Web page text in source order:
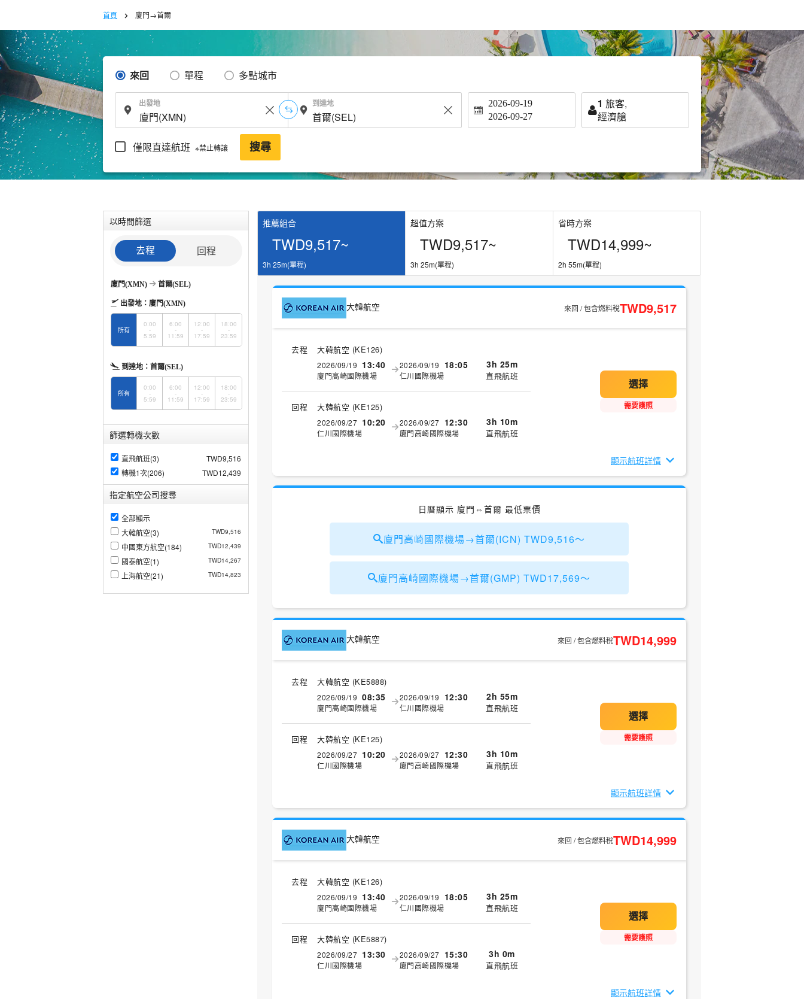
首頁 廈門→首爾
來回 單程 多點城市
出發地 到達地 2026-09-19
2026-09-27
1 旅客,
經濟艙
僅限直達航班 ※禁止轉讓 搜尋
以時間篩選
去程 回程
廈門(XMN) 首爾(SEL)
出發地： 廈門(XMN)
所有
0:00
-
5:59
6:00
-
11:59
12:00
-
17:59
18:00
-
23:59
到達地： 首爾(SEL)
所有
0:00
-
5:59
6:00
-
11:59
12:00
-
17:59
18:00
-
23:59
篩選轉機次數
直飛航班(3)
TWD9,516
轉機1次(206)
TWD12,439
指定航空公司搜尋
全部顯示
大韓航空(3)
TWD9,516
中國東方航空(184) TWD12,439
國泰航空(1) TWD14,267
上海航空(21) TWD14,823
推薦組合
TWD9,517~
3h 25m(單程)
超值方案
TWD9,517~
3h 25m(單程)
省時方案
TWD14,999~
2h 55m(單程)
大韓航空 來回 / 包含燃料稅TWD9,517
去程 大韓航空 (KE126)
2026/09/19 13:40
廈門高崎國際機場
2026/09/19 18:05
仁川國際機場
3h 25m
直飛航班
回程 大韓航空 (KE125)
2026/09/27 10:20
仁川國際機場
2026/09/27 12:30
廈門高崎國際機場
3h 10m
直飛航班
需要護照
顯示航班詳情
日曆顯示 廈門⇔首爾 最低票價
廈門高崎國際機場→首爾(ICN) TWD9,516～
廈門高崎國際機場→首爾(GMP) TWD17,569～
大韓航空 來回 / 包含燃料稅TWD14,999
去程 大韓航空 (KE5888)
2026/09/19 08:35
廈門高崎國際機場
2026/09/19 12:30
仁川國際機場
2h 55m
直飛航班
回程 大韓航空 (KE125)
2026/09/27 10:20
仁川國際機場
2026/09/27 12:30
廈門高崎國際機場
3h 10m
直飛航班
需要護照
顯示航班詳情
大韓航空 來回 / 包含燃料稅TWD14,999
去程 大韓航空 (KE126)
2026/09/19 13:40
廈門高崎國際機場
2026/09/19 18:05
仁川國際機場
3h 25m
直飛航班
回程 大韓航空 (KE5887)
2026/09/27 13:30
仁川國際機場
2026/09/27 15:30
廈門高崎國際機場
3h 0m
直飛航班
需要護照
顯示航班詳情